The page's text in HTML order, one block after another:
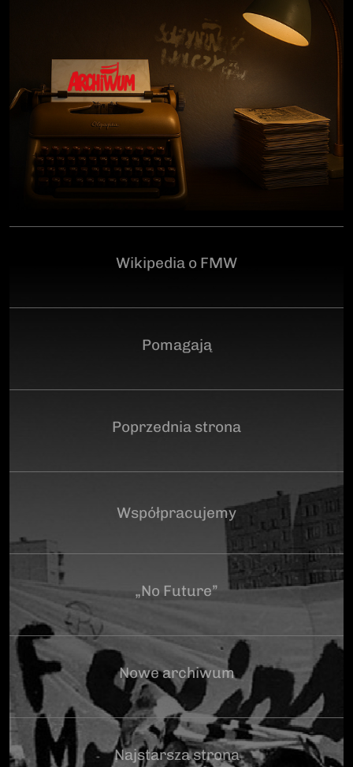
przeciwko niemieckiemu i sowieckiemu okupantowi, a
po zakończeniu wojny pozostał wierny ideałom
wolności. Poległ 28 czerwca 1946 r., a miejsce
ukrycia jego szczątków przez komunistyczny aparat
represji pozostaje do dziś nieznane.Program
uroczystości:11.00 – Msza Święta w Kościele św.
Brygidy w Gdańsku12.30 – poświęcenie
symbolicznego nagrobka na Cmentarzu
Garnizonowym w GdańskuSerdecznie zapraszamy
Wikipedia o FMW
Pomagają
Poprzednia strona
Współpracujemy
„No Future”
Nowe archiwum
Najstarsza strona